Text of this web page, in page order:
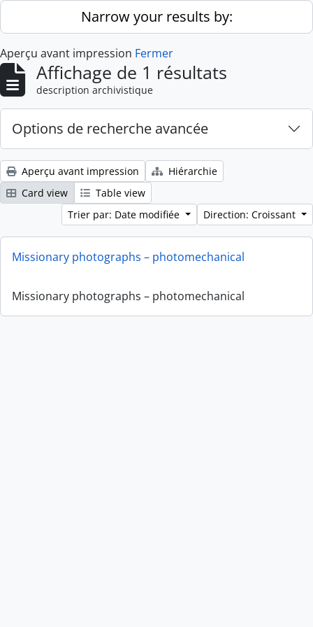
Skip to main contentNarrow your results by:
Aperçu avant impression Fermer
Affichage de 1 résultats
description archivistique
Options de recherche avancée
Aperçu avant impression
Hiérarchie
Card view
Table view
Trier par: Date modifiée
Direction: Croissant
Missionary photographs – photomechanical
Missionary photographs – photomechanical